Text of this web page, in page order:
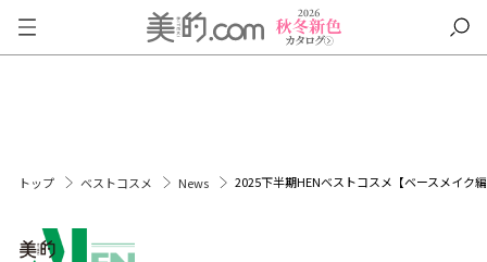
トップ ベストコスメ News 2025下半期HENベストコスメ【ベースメイク